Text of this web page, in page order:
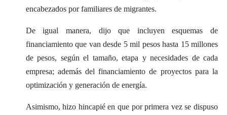
encabezados por familiares de migrantes.
De igual manera, dijo que incluyen esquemas de
financiamiento que van desde 5 mil pesos hasta 15 millones
de pesos, según el tamaño, etapa y necesidades de cada
empresa; además del financiamiento de proyectos para la
optimización y generación de energía.
Asimismo, hizo hincapié en que por primera vez se dispuso